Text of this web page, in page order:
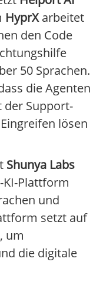
HyprXarbeitet
den Code
50 Sprachen.
die Agenten
der Support-
lösen
Shunya Labs
Plattform
und
setzt auf
um
die digitale